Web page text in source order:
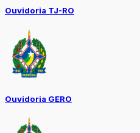
Ouvidoria TJ-RO
Ouvidoria GERO